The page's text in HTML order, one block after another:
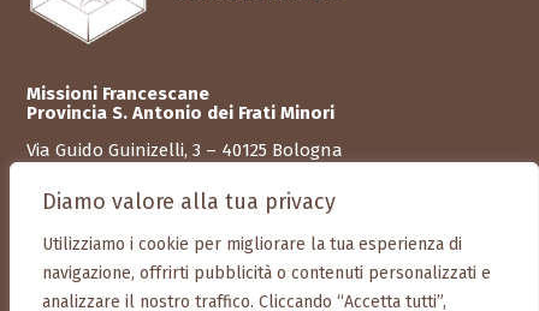
Diamo valore alla tua privacy
Utilizziamo i cookie per migliorare la tua esperienza di
navigazione, offrirti pubblicità o contenuti personalizzati e
analizzare il nostro traffico. Cliccando “Accetta tutti”,
Missioni Francescane
Provincia S. Antonio dei Frati Minori
Via Guido Guinizelli, 3 – 40125 Bologna
C.F. 01098680372
Tel. +39 051 580 356
Mob. + 39 351 934 57 09
info@missionifrancescane.it